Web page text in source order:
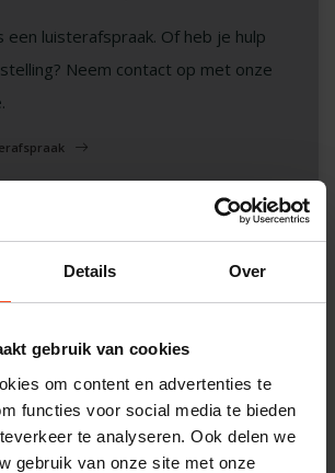
Details Over
gebruik van cookies
om content en advertenties te
functies voor social media te bieden
te analyseren. Ook delen we
gebruik van onze site met onze
een luisterafspraak. Of heb je hulp
Neem contact op met onze
Filters